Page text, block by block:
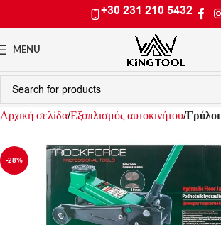
+30 231 210 5432
MENU
Αρχική σελίδαΕξοπλισμός αυτοκινήτουΓρύλοι
-28%